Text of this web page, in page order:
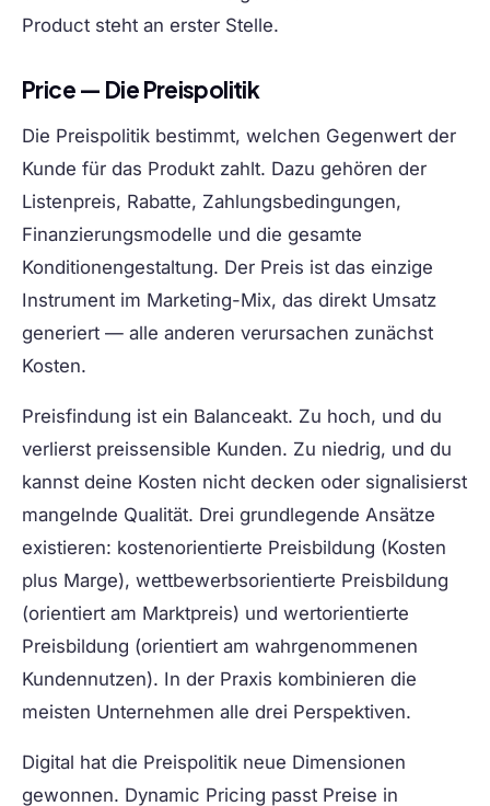
Product steht an erster Stelle.
Price — Die Preispolitik
Die Preispolitik bestimmt, welchen Gegenwert der
Kunde für das Produkt zahlt. Dazu gehören der
Listenpreis, Rabatte, Zahlungsbedingungen,
Finanzierungsmodelle und die gesamte
Konditionengestaltung. Der Preis ist das einzige
Instrument im Marketing-Mix, das direkt Umsatz
generiert — alle anderen verursachen zunächst
Kosten.
Preisfindung ist ein Balanceakt. Zu hoch, und du
verlierst preissensible Kunden. Zu niedrig, und du
kannst deine Kosten nicht decken oder signalisierst
mangelnde Qualität. Drei grundlegende Ansätze
existieren: kostenorientierte Preisbildung (Kosten
plus Marge), wettbewerbsorientierte Preisbildung
(orientiert am Marktpreis) und wertorientierte
Preisbildung (orientiert am wahrgenommenen
Kundennutzen). In der Praxis kombinieren die
meisten Unternehmen alle drei Perspektiven.
Digital hat die Preispolitik neue Dimensionen
gewonnen. Dynamic Pricing passt Preise in